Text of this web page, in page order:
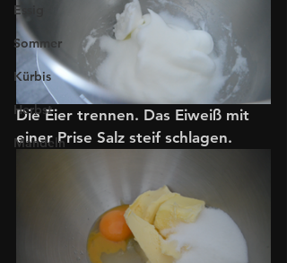
Essig
Sommer
Kürbis
Herbst
Mandeln
Die Eier trennen. Das Eiweiß mit
einer Prise Salz steif schlagen.